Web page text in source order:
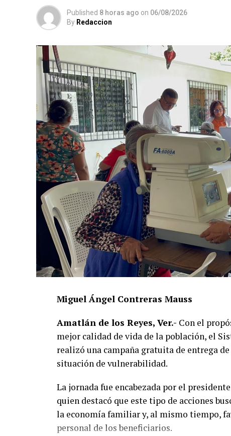
Published 8 horas ago on 06/08/2026
By Redaccion
Miguel Ángel Contreras Mauss
Amatlán de los Reyes, Ver.- Con el
mejor calidad de vida de la población, el
realizó una campaña gratuita de entrega
situación de vulnerabilidad.
La jornada fue encabezada por el
quien destacó que este tipo de acciones
la economía familiar y, al mismo tiempo,
personal de los beneficiarios.